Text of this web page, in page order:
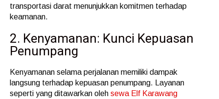
transportasi darat menunjukkan komitmen terhadap
keamanan.
2. Kenyamanan: Kunci Kepuasan
Penumpang
Kenyamanan selama perjalanan memiliki dampak
langsung terhadap kepuasan penumpang. Layanan
seperti yang ditawarkan oleh sewa Elf Karawang